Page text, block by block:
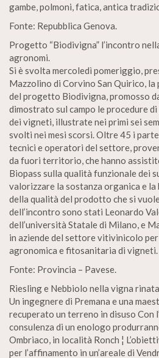
gambe, polmoni, fatica, antica
Fonte: Repubblica Genova.
Progetto “Biodivigna” l’incontro
agronomi.
Si è svolta mercoledì pomeriggio,
Mazzolino di Corvino San Quirico,
del progetto Biodivigna, promosso
dimostrato sul campo le procedure
dei vigneti, illustrate nei primi sei
svolti nei mesi scorsi. Oltre 45 i
tecnici e operatori del settore,
da fuori territorio, che hanno
Biopass sulla qualità funzionale dei
valorizzare la sostanza organica e
della qualità del prodotto che si
dell’incontro sono stati Leonardo
dell’università Statale di Milano, e
in aziende del settore vitivinicolo
agronomica e fitosanitaria di vigneti.
Fonte: Provincia – Pavese.
Riesling e Nebbiolo nella vigna
Un ingegnere di Premana e una
recuperato un terreno in disuso Con
consulenza di un enologo
Ombriaco, in località Ronch ¦
per l’affinamento in un’areale di